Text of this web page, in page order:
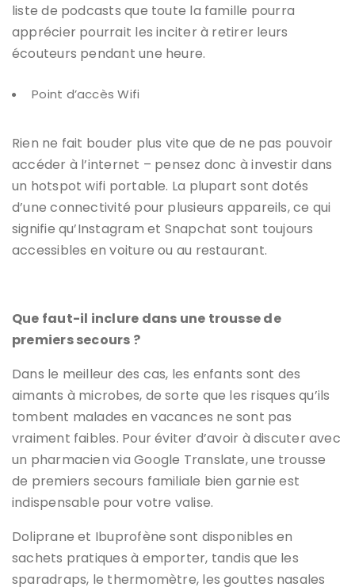
liste de podcasts que toute la famille pourra
apprécier pourrait les inciter à retirer leurs
écouteurs pendant une heure.
Point d’accès Wifi
Rien ne fait bouder plus vite que de ne pas pouvoir
accéder à l’internet – pensez donc à investir dans
un hotspot wifi portable. La plupart sont dotés
d’une connectivité pour plusieurs appareils, ce qui
signifie qu’Instagram et Snapchat sont toujours
accessibles en voiture ou au restaurant.
Que faut-il inclure dans une trousse de
premiers secours ?
Dans le meilleur des cas, les enfants sont des
aimants à microbes, de sorte que les risques qu’ils
tombent malades en vacances ne sont pas
vraiment faibles. Pour éviter d’avoir à discuter avec
un pharmacien via Google Translate, une trousse
de premiers secours familiale bien garnie est
indispensable pour votre valise.
Doliprane et Ibuprofène sont disponibles en
sachets pratiques à emporter, tandis que les
sparadraps, le thermomètre, les gouttes nasales